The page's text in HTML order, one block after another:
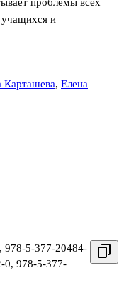
проблемы всех
учащихся и
Карташева, Елена
, 978-5-377-20484-
0, 978-5-377-